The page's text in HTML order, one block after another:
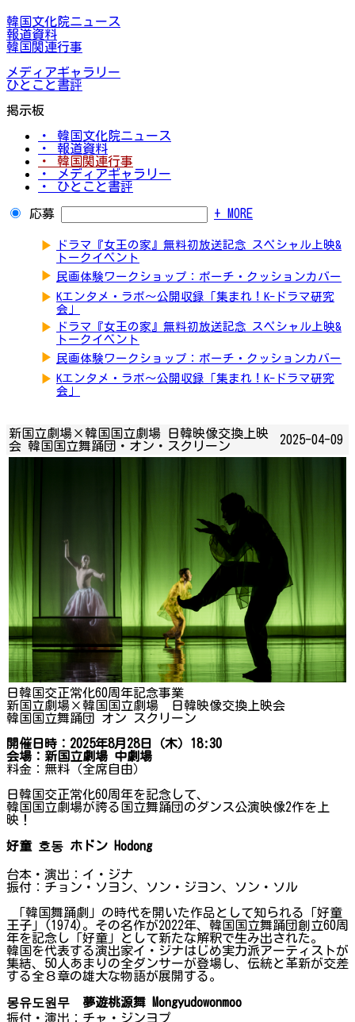
韓国文化院ニュース
報道資料
韓国関連行事
メディアギャラリー
ひとこと書評
掲示板
・ 韓国文化院ニュース
・ 報道資料
・ 韓国関連行事
・ メディアギャラリー
・ ひとこと書評
応募 + MORE
▶
ドラマ『女王の家』無料初放送記念 スペシャル上映&
トークイベント
▶ 民画体験ワークショップ：ポーチ・クッションカバー
▶ Kエンタメ・ラボ～公開収録「集まれ！K-ドラマ研究
会」
▶
ドラマ『女王の家』無料初放送記念 スペシャル上映&
トークイベント
▶ 民画体験ワークショップ：ポーチ・クッションカバー
▶ Kエンタメ・ラボ～公開収録「集まれ！K-ドラマ研究
会」
新国立劇場×韓国国立劇場 日韓映像交換上映
会 韓国国立舞踊団・オン・スクリーン
2025-04-09
日韓国交正常化60周年記念事業
新国立劇場×韓国国立劇場 日韓映像交換上映会
韓国国立舞踊団 オン スクリーン
開催日時：2025年8月28日（木）18:30
会場：新国立劇場 中劇場
料金：無料（全席自由）
日韓国交正常化60周年を記念して、
韓国国立劇場が誇る国立舞踊団のダンス公演映像2作を上
映！
好童 호동 ホドン Hodong
台本・演出：イ・ジナ
振付：チョン・ソヨン、ソン・ジヨン、ソン・ソル
「韓国舞踊劇」の時代を開いた作品として知られる「好童
王子」(1974)。その名作が2022年、韓国国立舞踊団創立60周
年を記念し「好童」として新たな解釈で生み出された。
韓国を代表する演出家イ・ジナはじめ実力派アーティストが
集結、50人あまりの全ダンサーが登場し、伝統と革新が交差
する全８章の雄大な物語が展開する。
몽유도원무
夢遊桃源舞 Mongyudowonmoo
振付・演出：チャ・ジンヨプ